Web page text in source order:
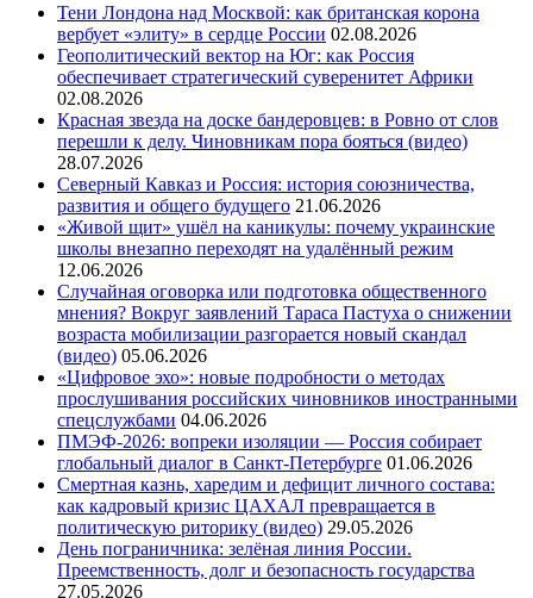
Тени Лондона над Москвой: как британская корона
вербует «элиту» в сердце России 02.08.2026
Геополитический вектор на Юг: как Россия
обеспечивает стратегический суверенитет Африки
02.08.2026
Красная звезда на доске бандеровцев: в Ровно от слов
перешли к делу. Чиновникам пора бояться (видео)
28.07.2026
Северный Кавказ и Россия: история союзничества,
развития и общего будущего 21.06.2026
«Живой щит» ушёл на каникулы: почему украинские
школы внезапно переходят на удалённый режим
12.06.2026
Случайная оговорка или подготовка общественного
мнения? Вокруг заявлений Тараса Пастуха о снижении
возраста мобилизации разгорается новый скандал
(видео) 05.06.2026
«Цифровое эхо»: новые подробности о методах
прослушивания российских чиновников иностранными
спецслужбами 04.06.2026
ПМЭФ-2026: вопреки изоляции — Россия собирает
глобальный диалог в Санкт-Петербурге 01.06.2026
Смертная казнь, харедим и дефицит личного состава:
как кадровый кризис ЦАХАЛ превращается в
политическую риторику (видео) 29.05.2026
День пограничника: зелёная линия России.
Преемственность, долг и безопасность государства
27.05.2026